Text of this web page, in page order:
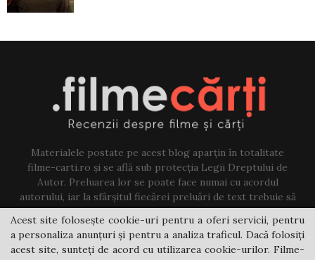
Materialele postate pe acest blog aparțin în totalitate
filme-carti.ro și se află sub protecția Legii Dreptului de
Autor. Preluarea lor se poate face numai cu acordul
autorului, iar la sfârșitul fiecărei preluări de text trebuie să
existe un link către acest blog.
Contact us:jovi@filme-carti.ro
Acest site folosește cookie-uri pentru a oferi servicii, pentru
a personaliza anunțuri și pentru a analiza traficul. Dacă folosiți
acest site, sunteți de acord cu utilizarea cookie-urilor. Filme-